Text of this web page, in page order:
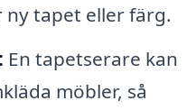
tapet eller färg.
En tapetserare kan
möbler, så